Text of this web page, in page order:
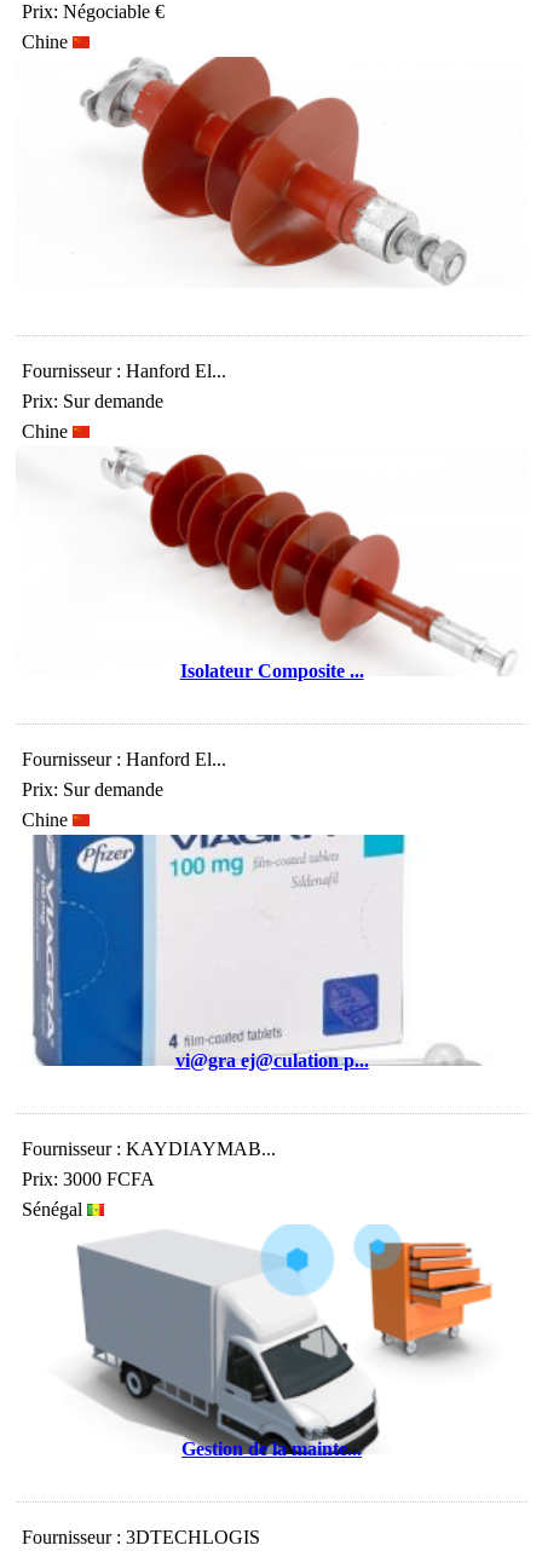
Prix: Négociable €
Chine
Fournisseur : Hanford El...
Prix: Sur demande
Chine
Isolateur Composite ...
Fournisseur : Hanford El...
Prix: Sur demande
Chine
vi@gra ej@culation p...
Fournisseur : KAYDIAYMAB...
Prix: 3000 FCFA
Sénégal
Gestion de la mainte...
Fournisseur : 3DTECHLOGIS